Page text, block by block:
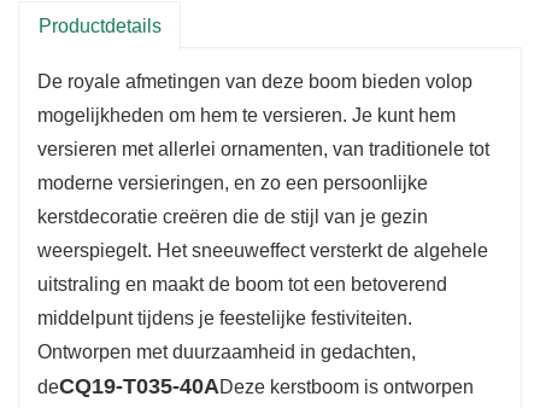
takken creëren een charmant beeld dat de
Deze boom is ideaal om een ​​feestelijke sfeer te
creëren in uw woonkamer, eetkamer of een
gezellig hoekje in huis.
Productdetails
De royale afmetingen van deze boom bieden volop
mogelijkheden om hem te versieren. Je kunt hem
versieren met allerlei ornamenten, van traditionele tot
moderne versieringen, en zo een persoonlijke
kerstdecoratie creëren die de stijl van je gezin
weerspiegelt. Het sneeuweffect versterkt de algehele
uitstraling en maakt de boom tot een betoverend
middelpunt tijdens je feestelijke festiviteiten.
Ontworpen met duurzaamheid in gedachten,
deCQ19-T035-40ADeze kerstboom is ontworpen